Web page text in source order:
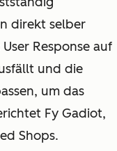
direkt selber
Response auf
und die
um das
Fy Gadiot,
Shops.